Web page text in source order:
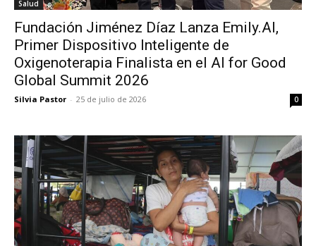
Salud
Fundación Jiménez Díaz Lanza Emily.AI,
Primer Dispositivo Inteligente de
Oxigenoterapia Finalista en el AI for Good
Global Summit 2026
Silvia Pastor - 25 de julio de 2026 0